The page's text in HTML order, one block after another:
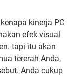
kinerja PC
efek visual
tapi itu akan
tererah Anda,
Anda cukup